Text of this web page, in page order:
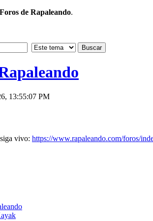
Foros de Rapaleando.
13:55:07 PM
vivo: https://www.rapaleando.com/foros/